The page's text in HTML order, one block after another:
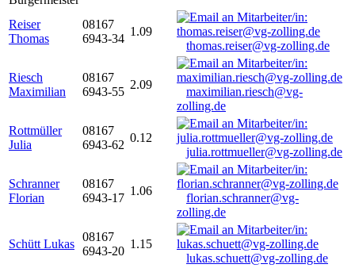
Reiser
Thomas
08167
6943-34
1.09
thomas.reiser@vg-zolling.de
Riesch
Maximilian
08167
6943-55
2.09
maximilian.riesch@vg-
zolling.de
Rottmüller
Julia
08167
6943-62
0.12
julia.rottmueller@vg-zolling.de
Schranner
Florian
08167
6943-17
1.06
florian.schranner@vg-
zolling.de
Schütt Lukas
08167
6943-20
1.15
lukas.schuett@vg-zolling.de